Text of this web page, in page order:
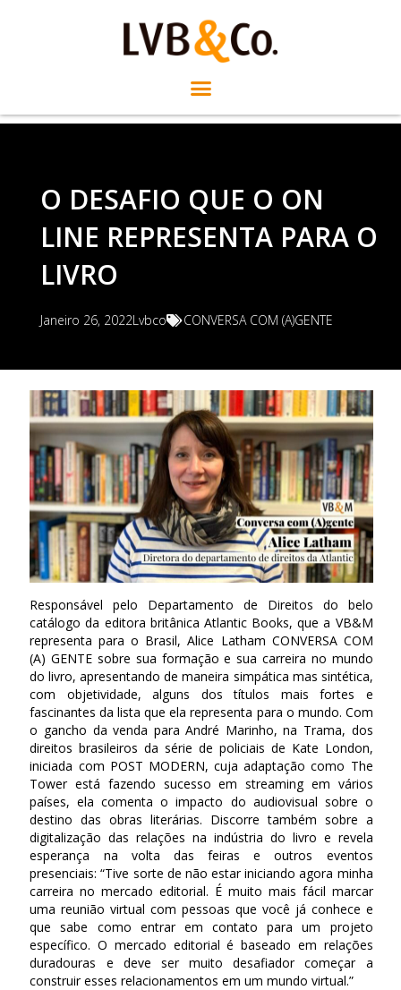
O DESAFIO QUE O ON
LINE REPRESENTA PARA O
LIVRO
Janeiro 26, 2022Lvbco CONVERSA COM (A)GENTE
Responsável pelo Departamento de Direitos do belo
catálogo da editora britânica Atlantic Books, que a VB&M
representa para o Brasil, Alice Latham CONVERSA COM
(A) GENTE sobre sua formação e sua carreira no mundo
do livro, apresentando de maneira simpática mas sintética,
com objetividade, alguns dos títulos mais fortes e
fascinantes da lista que ela representa para o mundo. Com
o gancho da venda para André Marinho, na Trama, dos
direitos brasileiros da série de policiais de Kate London,
iniciada com POST MODERN, cuja adaptação como The
Tower está fazendo sucesso em streaming em vários
países, ela comenta o impacto do audiovisual sobre o
destino das obras literárias. Discorre também sobre a
digitalização das relações na indústria do livro e revela
esperança na volta das feiras e outros eventos
presenciais: “Tive sorte de não estar iniciando agora minha
carreira no mercado editorial. É muito mais fácil marcar
uma reunião virtual com pessoas que você já conhece e
que sabe como entrar em contato para um projeto
específico. O mercado editorial é baseado em relações
duradouras e deve ser muito desafiador começar a
construir esses relacionamentos em um mundo virtual.”